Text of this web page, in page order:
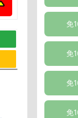
免
免
免
免